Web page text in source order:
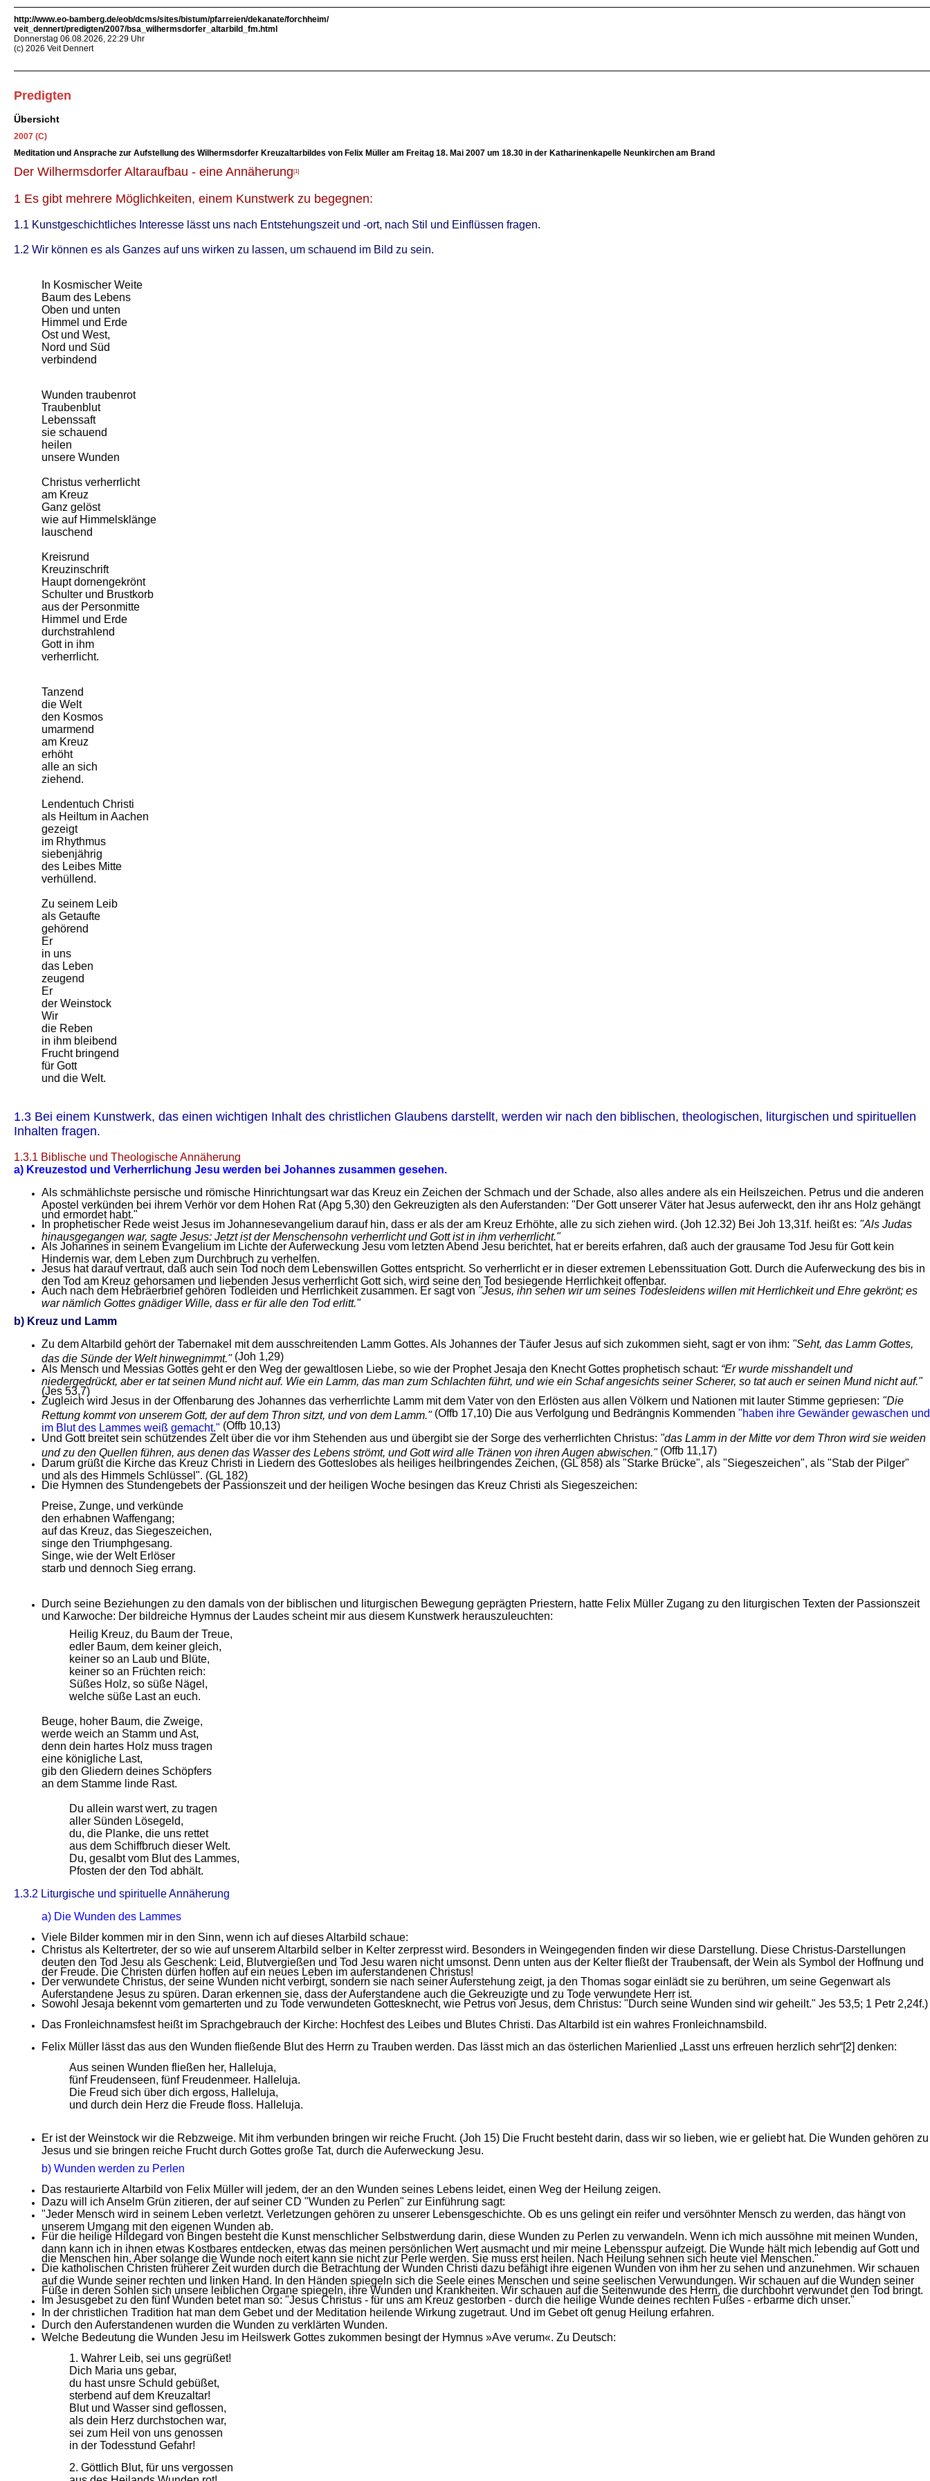
http://www.eo-bamberg.de/eob/dcms/sites/bistum/pfarreien/dekanate/forchheim/
veit_dennert/predigten/2007/bsa_wilhermsdorfer_altarbild_fm.html
Donnerstag 06.08.2026, 22:29 Uhr
(c) 2026 Veit Dennert
Predigten
Übersicht
2007 (C)
Meditation und Ansprache zur Aufstellung des Wilhermsdorfer Kreuzaltarbildes von Felix Müller am Freitag 18. Mai 2007 um 18.30 in der Katharinenkapelle Neunkirchen am Brand
Der Wilhermsdorfer Altaraufbau - eine Annäherung[1]
1 Es gibt mehrere Möglichkeiten, einem Kunstwerk zu begegnen:
1.1 Kunstgeschichtliches Interesse lässt uns nach Entstehungszeit und -ort, nach Stil und Einflüssen fragen.
1.2 Wir können es als Ganzes auf uns wirken zu lassen, um schauend im Bild zu sein.
In Kosmischer Weite
Baum des Lebens
Oben und unten
Himmel und Erde
Ost und West,
Nord und Süd
verbindend
Wunden traubenrot
Traubenblut
Lebenssaft
sie schauend
heilen
unsere Wunden
Christus verherrlicht
am Kreuz
Ganz gelöst
wie auf Himmelsklänge
lauschend
Kreisrund
Kreuzinschrift
Haupt dornengekrönt
Schulter und Brustkorb
aus der Personmitte
Himmel und Erde
durchstrahlend
Gott in ihm
verherrlicht.
Tanzend
die Welt
den Kosmos
umarmend
am Kreuz
erhöht
alle an sich
ziehend.
Lendentuch Christi
als Heiltum in Aachen
gezeigt
im Rhythmus
siebenjährig
des Leibes Mitte
verhüllend.
Zu seinem Leib
als Getaufte
gehörend
Er
in uns
das Leben
zeugend
Er
der Weinstock
Wir
die Reben
in ihm bleibend
Frucht bringend
für Gott
und die Welt.
1.3 Bei einem Kunstwerk, das einen wichtigen Inhalt des christlichen Glaubens darstellt, werden wir nach den biblischen, theologischen, liturgischen und spirituellen
Inhalten fragen.
1.3.1 Biblische und Theologische Annäherung
a) Kreuzestod und Verherrlichung Jesu werden bei Johannes zusammen gesehen.
Als schmählichste persische und römische Hinrichtungsart war das Kreuz ein Zeichen der Schmach und der Schade, also alles andere als ein Heilszeichen. Petrus und die anderen
Apostel verkünden bei ihrem Verhör vor dem Hohen Rat (Apg 5,30) den Gekreuzigten als den Auferstanden: "Der Gott unserer Väter hat Jesus auferweckt, den ihr ans Holz gehängt
und ermordet habt."
In prophetischer Rede weist Jesus im Johannesevangelium darauf hin, dass er als der am Kreuz Erhöhte, alle zu sich ziehen wird. (Joh 12.32) Bei Joh 13,31f. heißt es: "Als Judas
hinausgegangen war, sagte Jesus: Jetzt ist der Menschensohn verherrlicht und Gott ist in ihm verherrlicht."
Als Johannes in seinem Evangelium im Lichte der Auferweckung Jesu vom letzten Abend Jesu berichtet, hat er bereits erfahren, daß auch der grausame Tod Jesu für Gott kein
Hindernis war, dem Leben zum Durchbruch zu verhelfen.
Jesus hat darauf vertraut, daß auch sein Tod noch dem Lebenswillen Gottes entspricht. So verherrlicht er in dieser extremen Lebenssituation Gott. Durch die Auferweckung des bis in
den Tod am Kreuz gehorsamen und liebenden Jesus verherrlicht Gott sich, wird seine den Tod besiegende Herrlichkeit offenbar.
Auch nach dem Hebräerbrief gehören Todleiden und Herrlichkeit zusammen. Er sagt von "Jesus, ihn sehen wir um seines Todesleidens willen mit Herrlichkeit und Ehre gekrönt; es
war nämlich Gottes gnädiger Wille, dass er für alle den Tod erlitt."
b) Kreuz und Lamm
Zu dem Altarbild gehört der Tabernakel mit dem ausschreitenden Lamm Gottes. Als Johannes der Täufer Jesus auf sich zukommen sieht, sagt er von ihm: "Seht, das Lamm Gottes,
das die Sünde der Welt hinwegnimmt."(Joh 1,29)
Als Mensch und Messias Gottes geht er den Weg der gewaltlosen Liebe, so wie der Prophet Jesaja den Knecht Gottes prophetisch schaut: “Er wurde misshandelt und
niedergedrückt, aber er tat seinen Mund nicht auf. Wie ein Lamm, das man zum Schlachten führt, und wie ein Schaf angesichts seiner Scherer, so tat auch er seinen Mund nicht auf."
(Jes 53,7)
Zugleich wird Jesus in der Offenbarung des Johannes das verherrlichte Lamm mit dem Vater von den Erlösten aus allen Völkern und Nationen mit lauter Stimme gepriesen: "Die
Rettung kommt von unserem Gott, der auf dem Thron sitzt, und von dem Lamm."(Offb 17,10) Die aus Verfolgung und Bedrängnis Kommenden "haben ihre Gewänder gewaschen und
im Blut des Lammes weiß gemacht." (Offb 10,13)
Und Gott breitet sein schützendes Zelt über die vor ihm Stehenden aus und übergibt sie der Sorge des verherrlichten Christus: "das Lamm in der Mitte vor dem Thron wird sie weiden
und zu den Quellen führen, aus denen das Wasser des Lebens strömt, und Gott wird alle Tränen von ihren Augen abwischen." (Offb 11,17)
Darum grüßt die Kirche das Kreuz Christi in Liedern des Gotteslobes als heiliges heilbringendes Zeichen, (GL 858) als "Starke Brücke", als "Siegeszeichen", als "Stab der Pilger"
und als des Himmels Schlüssel". (GL 182)
Die Hymnen des Stundengebets der Passionszeit und der heiligen Woche besingen das Kreuz Christi als Siegeszeichen:
Preise, Zunge, und verkünde
den erhabnen Waffengang;
auf das Kreuz, das Siegeszeichen,
singe den Triumphgesang.
Singe, wie der Welt Erlöser
starb und dennoch Sieg errang.
Durch seine Beziehungen zu den damals von der biblischen und liturgischen Bewegung geprägten Priestern, hatte Felix Müller Zugang zu den liturgischen Texten der Passionszeit
und Karwoche: Der bildreiche Hymnus der Laudes scheint mir aus diesem Kunstwerk herauszuleuchten:
Heilig Kreuz, du Baum der Treue,
edler Baum, dem keiner gleich,
keiner so an Laub und Blüte,
keiner so an Früchten reich:
Süßes Holz, so süße Nägel,
welche süße Last an euch.
Beuge, hoher Baum, die Zweige,
werde weich an Stamm und Ast,
denn dein hartes Holz muss tragen
eine königliche Last,
gib den Gliedern deines Schöpfers
an dem Stamme linde Rast.
Du allein warst wert, zu tragen
aller Sünden Lösegeld,
du, die Planke, die uns rettet
aus dem Schiffbruch dieser Welt.
Du, gesalbt vom Blut des Lammes,
Pfosten der den Tod abhält.
1.3.2 Liturgische und spirituelle Annäherung
a) Die Wunden des Lammes
Viele Bilder kommen mir in den Sinn, wenn ich auf dieses Altarbild schaue:
Christus als Keltertreter, der so wie auf unserem Altarbild selber in Kelter zerpresst wird. Besonders in Weingegenden finden wir diese Darstellung. Diese Christus-Darstellungen
deuten den Tod Jesu als Geschenk: Leid, Blutvergießen und Tod Jesu waren nicht umsonst. Denn unten aus der Kelter fließt der Traubensaft, der Wein als Symbol der Hoffnung und
der Freude. Die Christen dürfen hoffen auf ein neues Leben im auferstandenen Christus!
Der verwundete Christus, der seine Wunden nicht verbirgt, sondern sie nach seiner Auferstehung zeigt, ja den Thomas sogar einlädt sie zu berühren, um seine Gegenwart als
Auferstandene Jesus zu spüren. Daran erkennen sie, dass der Auferstandene auch die Gekreuzigte und zu Tode verwundete Herr ist.
Sowohl Jesaja bekennt vom gemarterten und zu Tode verwundeten Gottesknecht, wie Petrus von Jesus, dem Christus: "Durch seine Wunden sind wir geheilt." Jes 53,5; 1 Petr 2,24f.)
Das Fronleichnamsfest heißt im Sprachgebrauch der Kirche: Hochfest des Leibes und Blutes Christi. Das Altarbild ist ein wahres Fronleichnamsbild.
Felix Müller lässt das aus den Wunden fließende Blut des Herrn zu Trauben werden. Das lässt mich an das österlichen Marienlied „Lasst uns erfreuen herzlich sehr“[2] denken:
Aus seinen Wunden fließen her, Halleluja,
fünf Freudenseen, fünf Freudenmeer. Halleluja.
Die Freud sich über dich ergoss, Halleluja,
und durch dein Herz die Freude floss. Halleluja.
Er ist der Weinstock wir die Rebzweige. Mit ihm verbunden bringen wir reiche Frucht. (Joh 15) Die Frucht besteht darin, dass wir so lieben, wie er geliebt hat. Die Wunden gehören zu
Jesus und sie bringen reiche Frucht durch Gottes große Tat, durch die Auferweckung Jesu.
b) Wunden werden zu Perlen
Das restaurierte Altarbild von Felix Müller will jedem, der an den Wunden seines Lebens leidet, einen Weg der Heilung zeigen.
Dazu will ich Anselm Grün zitieren, der auf seiner CD "Wunden zu Perlen" zur Einführung sagt:
"Jeder Mensch wird in seinem Leben verletzt. Verletzungen gehören zu unserer Lebensgeschichte. Ob es uns gelingt ein reifer und versöhnter Mensch zu werden, das hängt von
unserem Umgang mit den eigenen Wunden ab.
Für die heilige Hildegard von Bingen besteht die Kunst menschlicher Selbstwerdung darin, diese Wunden zu Perlen zu verwandeln. Wenn ich mich aussöhne mit meinen Wunden,
dann kann ich in ihnen etwas Kostbares entdecken, etwas das meinen persönlichen Wert ausmacht und mir meine Lebensspur aufzeigt. Die Wunde hält mich lebendig auf Gott und
die Menschen hin. Aber solange die Wunde noch eitert kann sie nicht zur Perle werden. Sie muss erst heilen. Nach Heilung sehnen sich heute viel Menschen."
Die katholischen Christen früherer Zeit wurden durch die Betrachtung der Wunden Christi dazu befähigt ihre eigenen Wunden von ihm her zu sehen und anzunehmen. Wir schauen
auf die Wunde seiner rechten und linken Hand. In den Händen spiegeln sich die Seele eines Menschen und seine seelischen Verwundungen. Wir schauen auf die Wunden seiner
Füße in deren Sohlen sich unsere leiblichen Organe spiegeln, ihre Wunden und Krankheiten. Wir schauen auf die Seitenwunde des Herrn, die durchbohrt verwundet den Tod bringt.
Im Jesusgebet zu den fünf Wunden betet man so: "Jesus Christus - für uns am Kreuz gestorben - durch die heilige Wunde deines rechten Fußes - erbarme dich unser."
In der christlichen Tradition hat man dem Gebet und der Meditation heilende Wirkung zugetraut. Und im Gebet oft genug Heilung erfahren.
Durch den Auferstandenen wurden die Wunden zu verklärten Wunden.
Welche Bedeutung die Wunden Jesu im Heilswerk Gottes zukommen besingt der Hymnus »Ave verum«. Zu Deutsch:
1. Wahrer Leib, sei uns gegrüßet!
Dich Maria uns gebar,
du hast unsre Schuld gebüßet,
sterbend auf dem Kreuzaltar!
Blut und Wasser sind geflossen,
als dein Herz durchstochen war,
sei zum Heil von uns genossen
in der Todesstund Gefahr!
2. Göttlich Blut, für uns vergossen